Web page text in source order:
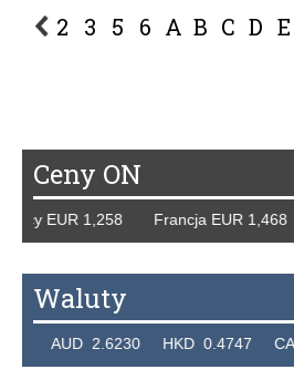
2 3 5 6 A B C D E
Ceny ON
EUR 1,258 Francja EUR
Waluty
AUD 2.6230 HKD 0.4747